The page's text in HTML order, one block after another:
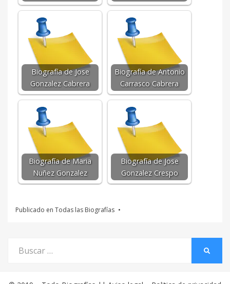
Biografía de Jose
Gonzalez Cabrera
Biografía de Antonio
Carrasco Cabrera
Biografía de Maria
Nuñez Gonzalez
Biografía de Jose
Gonzalez Crespo
Publicado en Todas las Biografías
por: